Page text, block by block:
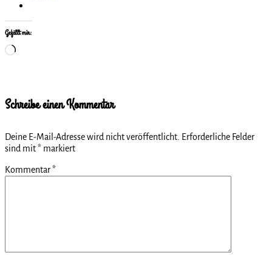
Gefällt mir:
Wird
Schreibe einen Kommentar
Deine E-Mail-Adresse wird nicht veröffentlicht. Erforderliche Felder
sind mit* markiert
Kommentar*